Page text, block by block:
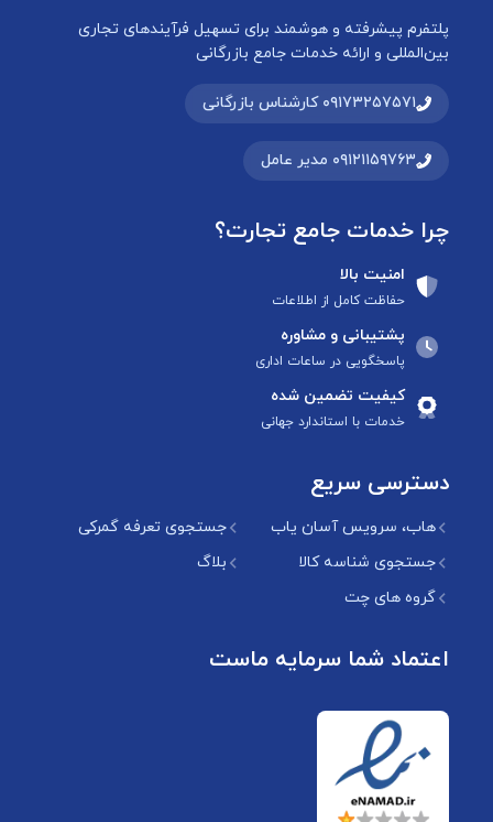
پلتفرم پیشرفته و هوشمند برای تسهیل فرآیندهای تجاری
بین‌المللی و ارائه خدمات جامع بازرگانی
۰۹۱۷۳۲۵۷۵۷۱ کارشناس بازرگانی
۰۹۱۲۱۱۵۹۷۶۳ مدیر عامل
چرا خدمات جامع تجارت؟
امنیت بالا
حفاظت کامل از اطلاعات
پشتیبانی و مشاوره
پاسخگویی در ساعات اداری
کیفیت تضمین شده
خدمات با استاندارد جهانی
دسترسی سریع
هاب، سرویس آسان یاب
جستجوی تعرفه گمرکی
جستجوی شناسه کالا
بلاگ
گروه های چت
اعتماد شما سرمایه ماست